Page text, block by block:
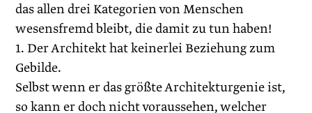
das allen drei Kategorien von Menschen
wesensfremd bleibt, die damit zu tun haben!
1. Der Architekt hat keinerlei Beziehung zum
Gebilde.
Selbst wenn er das größte Architekturgenie ist,
so kann er doch nicht voraussehen, welcher